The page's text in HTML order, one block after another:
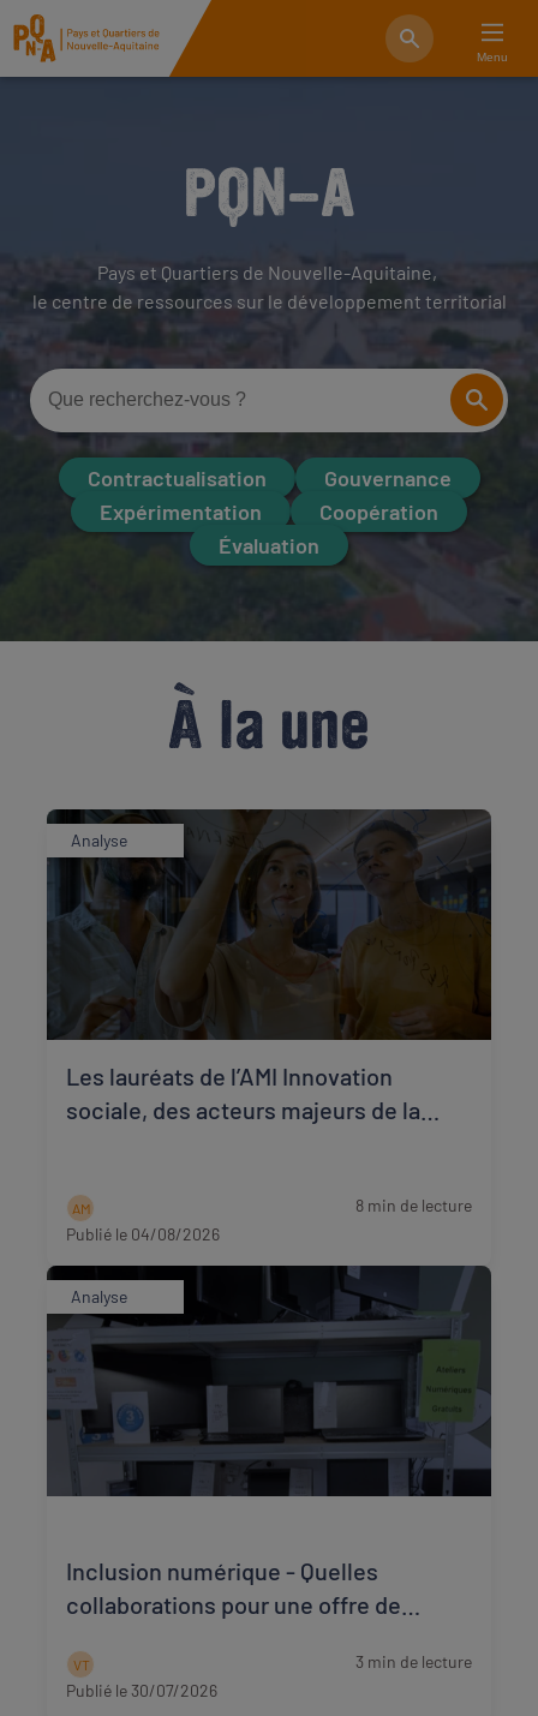
Menu
PQN-A
Pays et Quartiers de Nouvelle-Aquitaine,
le centre de ressources sur le développement territorial
Contractualisation
Gouvernance
Expérimentation
Coopération
Évaluation
À la une
Analyse
Les lauréats de l’AMI Innovation
sociale, des acteurs majeurs de la
A M
8 min de lecture
Publié le 04/08/2026
Analyse
Inclusion numérique - Quelles
collaborations pour une offre de
solidaire et adaptée ?
V T
3 min de lecture
Publié le 30/07/2026